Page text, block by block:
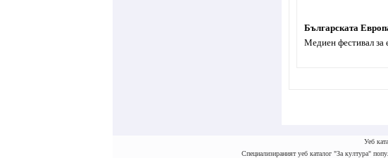
Българската
Медиен фестивал за
Уеб
Специализираният уеб каталог "За култура"